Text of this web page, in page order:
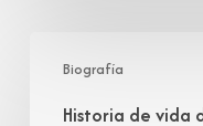
Biografía
Historia de vida